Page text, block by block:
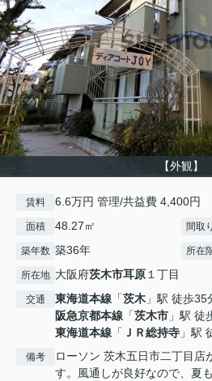
【外観】
賃料 6.6万円 管理/共益費 4,400円
面積 48.27㎡ 間取り
築年数 築36年 所在
所在地 大阪府茨木市耳原１丁目
交通 東海道本線 「茨木 」駅 徒歩35
阪急京都本線 「茨木市 」駅 徒
東海道本線 「 ＪＲ総持寺 」駅
備考
ローソン 茨木五日市二丁目店
す。風通しが良好なので、夏